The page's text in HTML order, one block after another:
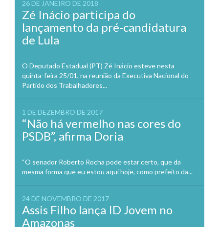
26 DE JANEIRO DE 2018
Zé Inácio participa do
lançamento da pré-candidatura
de Lula
O Deputado Estadual (PT) Zé Inácio esteve nesta
quinta-feira 25/01, na reunião da Executiva Nacional do
Partido dos Trabalhadores...
1 DE DEZEMBRO DE 2017
“Não há vermelho nas cores do
PSDB”, afirma Doria
“O senador Roberto Rocha pode estar certo, que da
mesma forma que eu estou aqui hoje, como prefeito da...
24 DE NOVEMBRO DE 2017
Assis Filho lança ID Jovem no
Amazonas